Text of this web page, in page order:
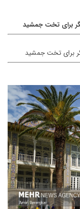
برای تخت جمشید
برای تخت جمشید